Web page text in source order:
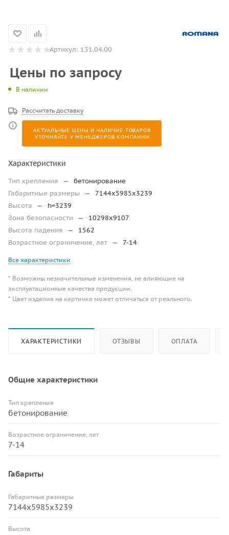
Артикул: 131.04.00
Цены по запросу
В наличии
Рассчитать доставку
АКТУАЛЬНЫЕ ЦЕНЫ И НАЛИЧИЕ ТОВАРОВ
УТОЧНЯЙТЕ У МЕНЕДЖЕРОВ КОМПАНИИ
Характеристики
Тип крепления —
бетонирование
Габаритные размеры
—
7144х5985х3239
Высота
—
h=3239
Зона безопасности
—
10298х9107
Высота падения
—
1562
Возрастное ограничение, лет — 7-14
Все характеристики
* Возможны незначительные изменения, не влияющие на
эксплуатационные качества продукции.
* Цвет изделия на картинке может отличаться от реального.
ХАРАКТЕРИСТИКИ ОТЗЫВЫ ОПЛАТА
Общие характеристики
Тип крепления
бетонирование
Возрастное ограничение, лет
7-14
Габариты
Габаритные размеры
7144х5985х3239
Высота